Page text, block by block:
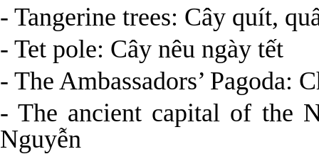
- Tangerine trees: Cây quít,
- Tet pole: Cây nêu ngày tết
- The Ambassadors’ Pagoda:
- The ancient capital of the
Nguyễn